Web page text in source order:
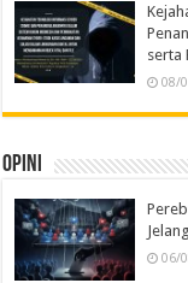
serta
08/
Opini
06/